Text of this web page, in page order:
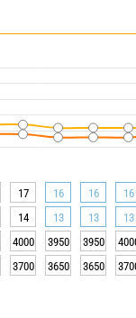
17 16 16 16
14 13 13 13
4000 3950 3950
3700 3650 3650